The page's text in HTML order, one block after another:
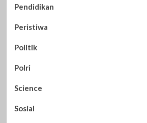
Pendidikan
Peristiwa
Politik
Polri
Science
Sosial